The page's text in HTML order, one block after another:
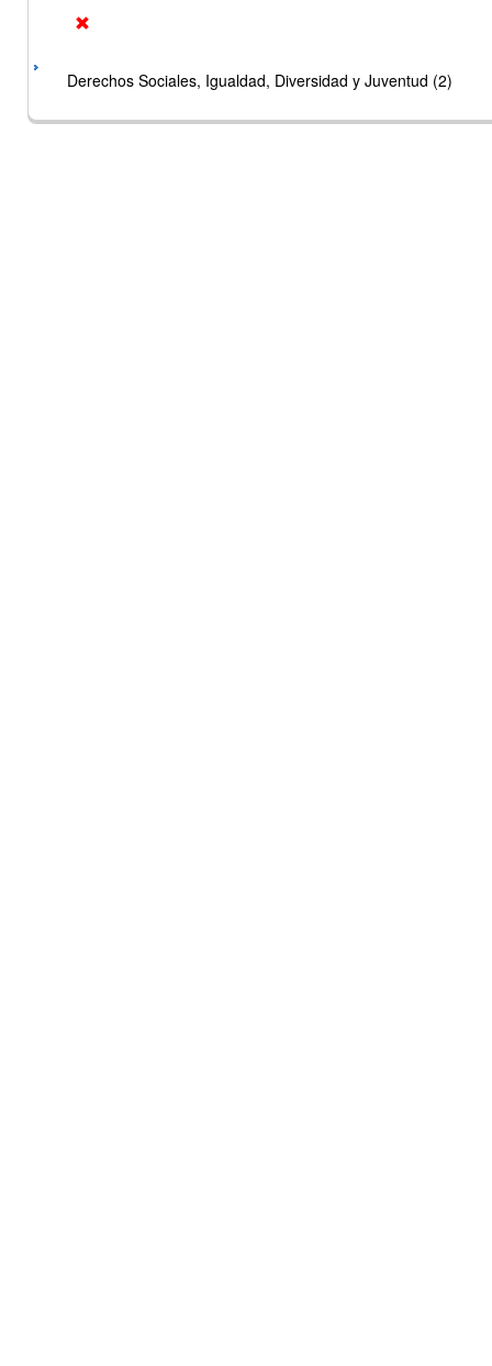
Derechos Sociales, Igualdad, Diversidad y Juventud (2)